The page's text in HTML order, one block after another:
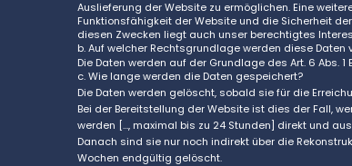
Auslieferung der Website zu ermöglichen. Eine
Funktionsfähigkeit der Website und die Sicherheit
diesen Zwecken liegt auch unser berechtigtes
b. Auf welcher Rechtsgrundlage werden diese Daten
Die Daten werden auf der Grundlage des Art. 6 Abs. 1
c. Wie lange werden die Daten gespeichert?
Die Daten werden gelöscht, sobald sie für die
Bei der Bereitstellung der Website ist dies der Fall,
werden […, maximal bis zu 24 Stunden] direkt und
Danach sind sie nur noch indirekt über die
Wochen endgültig gelöscht.